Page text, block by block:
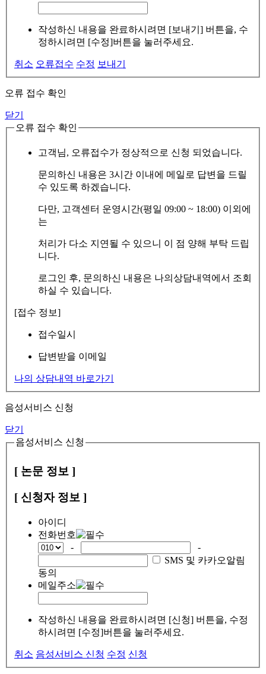
작성하신 내용을 완료하시려면 [보내기] 버튼을, 수
정하시려면 [수정]버튼을 눌러주세요.
취소 오류접수 수정 보내기
오류 접수 확인
닫기
오류 접수 확인
고객님, 오류접수가 정상적으로 신청 되었습니다.
문의하신 내용은 3시간 이내에 메일로 답변을 드릴
수 있도록 하겠습니다.
다만, 고객센터 운영시간(평일 09:00 ~ 18:00) 이외에
는
처리가 다소 지연될 수 있으니 이 점 양해 부탁 드립
니다.
로그인 후, 문의하신 내용은 나의상담내역에서 조회
하실 수 있습니다.
[접수 정보]
접수일시
답변받을 이메일
나의 상담내역 바로가기
음성서비스 신청
닫기
음성서비스 신청
[ 논문 정보 ]
[ 신청자 정보 ]
아이디
전화번호
-
-
SMS 및 카카오알림
동의
메일주소
작성하신 내용을 완료하시려면 [신청] 버튼을, 수정
하시려면 [수정]버튼을 눌러주세요.
취소 음성서비스 신청 수정 신청